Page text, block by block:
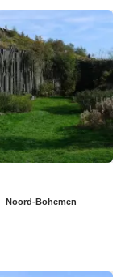
Noord-Bohemen